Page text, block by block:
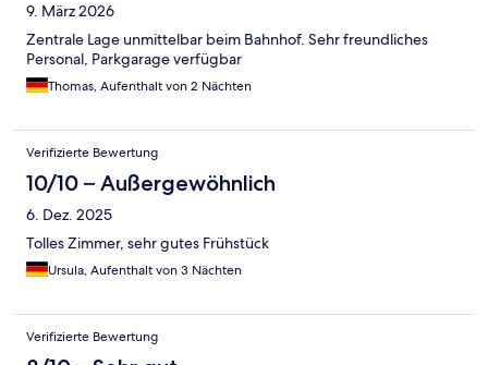
9. März 2026
Zentrale Lage unmittelbar beim Bahnhof. Sehr freundliches
Personal, Parkgarage verfügbar
Thomas, Aufenthalt von 2 Nächten
Verifizierte Bewertung
10/10 – Außergewöhnlich
6. Dez. 2025
Tolles Zimmer, sehr gutes Frühstück
Ursula, Aufenthalt von 3 Nächten
Verifizierte Bewertung